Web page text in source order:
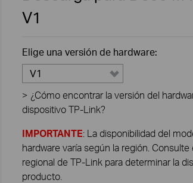
V1
Elige una versión de hardware:
V1
> ¿Cómo encontrar la versión del
dispositivo TP-Link?
IMPORTANTE: La disponibilidad del
hardware varía según la región. Consulte
regional de TP-Link para determinar la
producto.